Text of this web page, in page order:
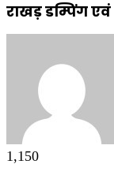
राखड़ डम्पिंग
1,150